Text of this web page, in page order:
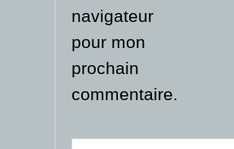
navigateur
pour mon
prochain
commentaire.